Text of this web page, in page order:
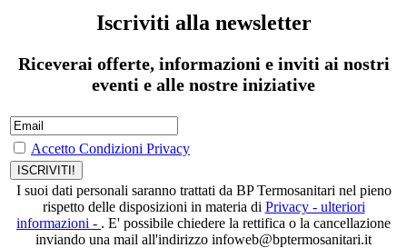
Iscriviti alla newsletter
Riceverai offerte, informazioni e inviti ai nostri
eventi e alle nostre iniziative
Accetto Condizioni Privacy
I suoi dati personali saranno trattati da BP Termosanitari nel pieno
rispetto delle disposizioni in materia di Privacy - ulteriori
informazioni - . E' possibile chiedere la rettifica o la cancellazione
inviando una mail all'indirizzo infoweb@bptermosanitari.it